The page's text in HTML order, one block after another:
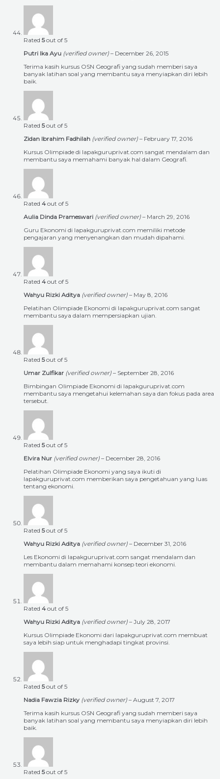
Rated 5out of 5
Putri Ika Ayu (verified owner) – December 26, 2015
Terima kasih kursus OSN Geografi yang sudah memberi saya
banyak latihan soal yang membantu saya menyiapkan diri lebih
baik.
Rated 5out of 5
Zidan Ibrahim Fadhilah (verified owner) – February 17, 2016
Kursus Olimpiade di lapakguruprivat.com sangat mendalam dan
membantu saya memahami banyak hal dalam Geografi.
Rated 4 out of 5
Aulia Dinda Prameswari (verified owner) – March 29, 2016
Guru Ekonomi di lapakguruprivat.com memiliki metode
pengajaran yang menyenangkan dan mudah dipahami.
Rated 4 out of 5
Wahyu Rizki Aditya (verified owner) – May 8, 2016
Pelatihan Olimpiade Ekonomi di lapakguruprivat.com sangat
membantu saya dalam mempersiapkan ujian.
Rated 5out of 5
Umar Zulfikar (verified owner) – September 28, 2016
Bimbingan Olimpiade Ekonomi di lapakguruprivat.com
membantu saya mengetahui kelemahan saya dan fokus pada area
tersebut.
Rated 5out of 5
Elvira Nur (verified owner) – December 28, 2016
Pelatihan Olimpiade Ekonomi yang saya ikuti di
lapakguruprivat.com memberikan saya pengetahuan yang luas
tentang ekonomi.
Rated 5out of 5
Wahyu Rizki Aditya (verified owner) – December 31, 2016
Les Ekonomi di lapakguruprivat.com sangat mendalam dan
membantu dalam memahami konsep teori ekonomi.
Rated 4 out of 5
Wahyu Rizki Aditya (verified owner) – July 28, 2017
Kursus Olimpiade Ekonomi dari lapakguruprivat.com membuat
saya lebih siap untuk menghadapi tingkat provinsi.
Rated 5out of 5
Nadia Fawzia Rizky (verified owner) – August 7, 2017
Terima kasih kursus OSN Geografi yang sudah memberi saya
banyak latihan soal yang membantu saya menyiapkan diri lebih
baik.
Rated 5out of 5